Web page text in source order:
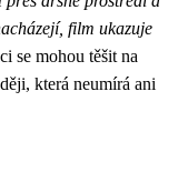
film ukazuje
se mohou těšit na
která neumírá ani